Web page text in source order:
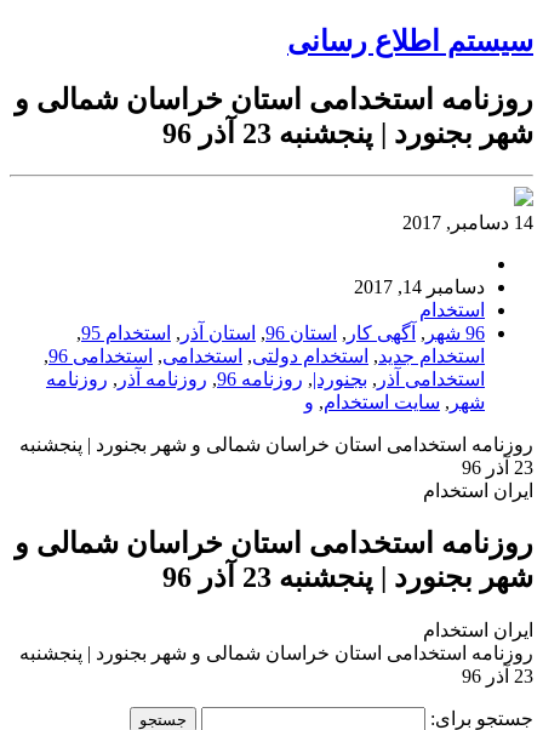
سیستم اطلاع رسانی
روزنامه استخدامی استان خراسان شمالی و
شهر بجنورد | پنجشنبه 23 آذر 96
14 دسامبر, 2017
دسامبر 14, 2017
استخدام
96 شهر
, آگهی کار , استان 96 , استان آذر , استخدام 95
,
استخدام جدید, استخدام دولتی, استخدامی, استخدامی 96
,
استخدامی آذر , بجنورد|, روزنامه 96 , روزنامه آذر , روزنامه
شهر , سایت استخدام, و
روزنامه استخدامی استان خراسان شمالی و شهر بجنورد | پنجشنبه
23 آذر 96
ایران استخدام
روزنامه استخدامی استان خراسان شمالی و
شهر بجنورد | پنجشنبه 23 آذر 96
ایران استخدام
روزنامه استخدامی استان خراسان شمالی و شهر بجنورد | پنجشنبه
23 آذر 96
جستجو برای: